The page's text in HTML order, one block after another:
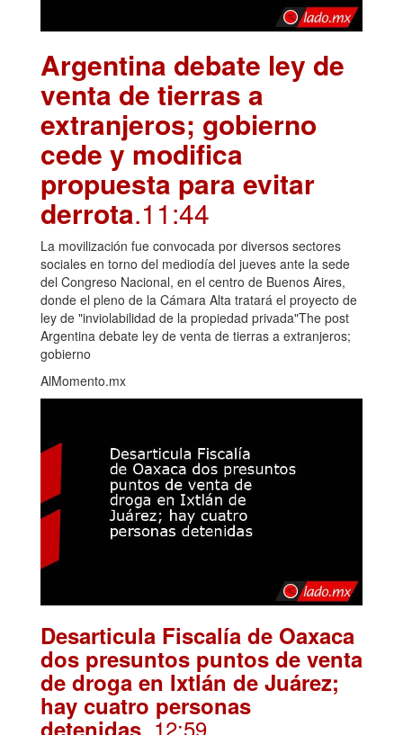
Argentina debate ley de
venta de tierras a
extranjeros; gobierno
cede y modifica
propuesta para evitar
derrota.11:44
La movilización fue convocada por diversos sectores
sociales en torno del mediodía del jueves ante la sede
del Congreso Nacional, en el centro de Buenos Aires,
donde el pleno de la Cámara Alta tratará el proyecto de
ley de "inviolabilidad de la propiedad privada"The post
Argentina debate ley de venta de tierras a extranjeros;
gobierno
AlMomento.mx
Desarticula Fiscalía de Oaxaca
dos presuntos puntos de venta
de droga en Ixtlán de Juárez;
hay cuatro personas
detenidas . 12:59